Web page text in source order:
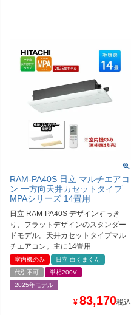
RAM-PA40S 日立 マルチエアコ
ン 一方向天井カセットタイプ
MPAシリーズ 14畳用
日立 RAM-PA40S デザインすっき
り、フラットデザインのスタンダー
ドモデル。天井カセットタイプマル
チエアコン。主に14畳用
室内機のみ
日立 白くまくん
代引不可
単相200V
2025年モデル
¥ 83,170税込